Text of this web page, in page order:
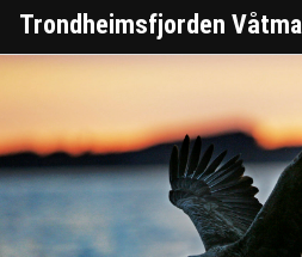
Trondheimsfjorden